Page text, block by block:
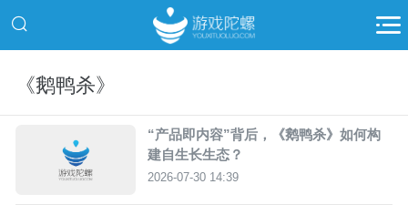
《鹅鸭杀》
“产品即内容”背后，《鹅鸭杀》如何构
建自生长生态？
2026-07-30 14:39